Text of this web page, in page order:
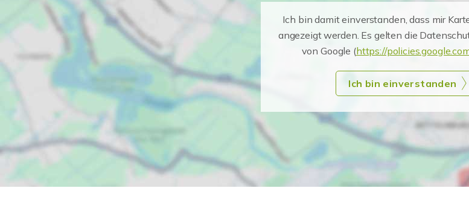
Ich bin damit einverstanden, dass mir
angezeigt werden. Es gelten die
von Google (https://
Ich bin einverstanden